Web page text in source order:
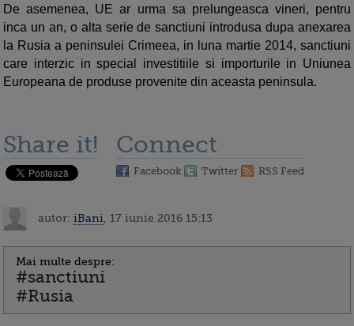
De asemenea, UE ar urma sa prelungeasca vineri, pentru
inca un an, o alta serie de sanctiuni introdusa dupa anexarea
la Rusia a peninsulei Crimeea, in luna martie 2014, sanctiuni
care interzic in special investitiile si importurile in Uniunea
Europeana de produse provenite din aceasta peninsula.
Share it! Connect
Facebook Twitter RSS Feed
autor: iBani , 17 iunie 2016 15:13
Mai multe despre:
#sanctiuni
#Rusia